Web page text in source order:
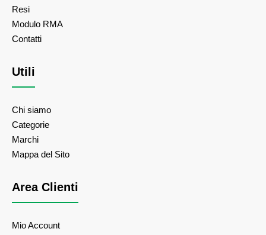
Resi
Modulo RMA
Contatti
Utili
Chi siamo
Categorie
Marchi
Mappa del Sito
Area Clienti
Mio Account